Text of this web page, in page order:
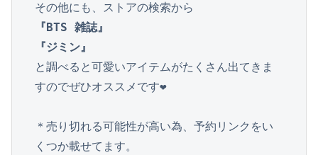
『BTS 雑誌』
『ジミン』
と調べると可愛いアイテムがたくさん出てきま
すのでぜひオススメです❤︎
＊売り切れる可能性が高い為、予約リンクをい
くつか載せてます。